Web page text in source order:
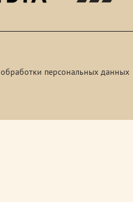
персональных данных